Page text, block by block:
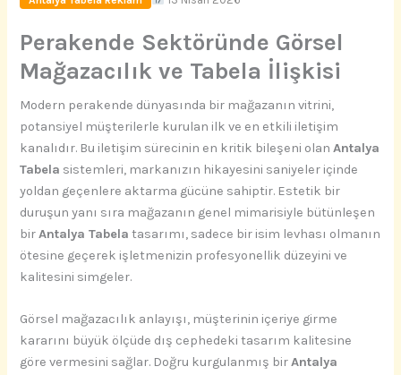
Perakende Sektöründe Görsel
Mağazacılık ve Tabela İlişkisi
Modern perakende dünyasında bir mağazanın vitrini,
potansiyel müşterilerle kurulan ilk ve en etkili iletişim
kanalıdır. Bu iletişim sürecinin en kritik bileşeni olanAntalya
Tabela sistemleri, markanızın hikayesini saniyeler içinde
yoldan geçenlere aktarma gücüne sahiptir. Estetik bir
duruşun yanı sıra mağazanın genel mimarisiyle bütünleşen
birAntalya Tabela tasarımı, sadece bir isim levhası olmanın
ötesine geçerek işletmenizin profesyonellik düzeyini ve
kalitesini simgeler.
Görsel mağazacılık anlayışı, müşterinin içeriye girme
kararını büyük ölçüde dış cephedeki tasarım kalitesine
göre vermesini sağlar. Doğru kurgulanmış birAntalya